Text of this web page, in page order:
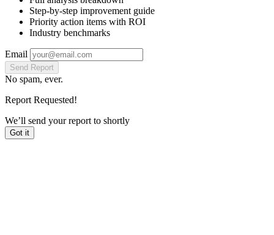
Step-by-step improvement guide
Priority action items with ROI
Industry benchmarks
Email
Send Report
No spam, ever.
Report Requested!
We’ll send your report to shortly
Got it